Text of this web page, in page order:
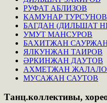
РУФАТ АБЛИЗОВ
КАМУНАР ТУРСУНОВ
БАГДАН (ДИЛЬШАТ
УМУТ МАНСУРОВ
БАХИТЖАН
ЯЛКУНЖАН ТАИРОВ
ӘРКИНЖАН ДАУТОВ
АХМЕТЖАН
МУСАЖАН САУТОВ
Танц.коллективы,